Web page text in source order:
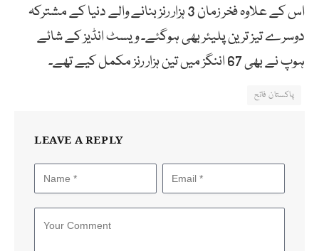
اس کے علاوہ فخر زمان 3 ہزار رنز بنانے والے دنیا کے مشترکہ
دوسرے تیز ترین پلیئر بھی ہوگئے۔ ویسٹ انڈیز کے شائے
ہوپ نے بھی 67 اننگز میں تین ہزار رنز مکمل کیے تھے۔
پاکستان فاتح
LEAVE A REPLY